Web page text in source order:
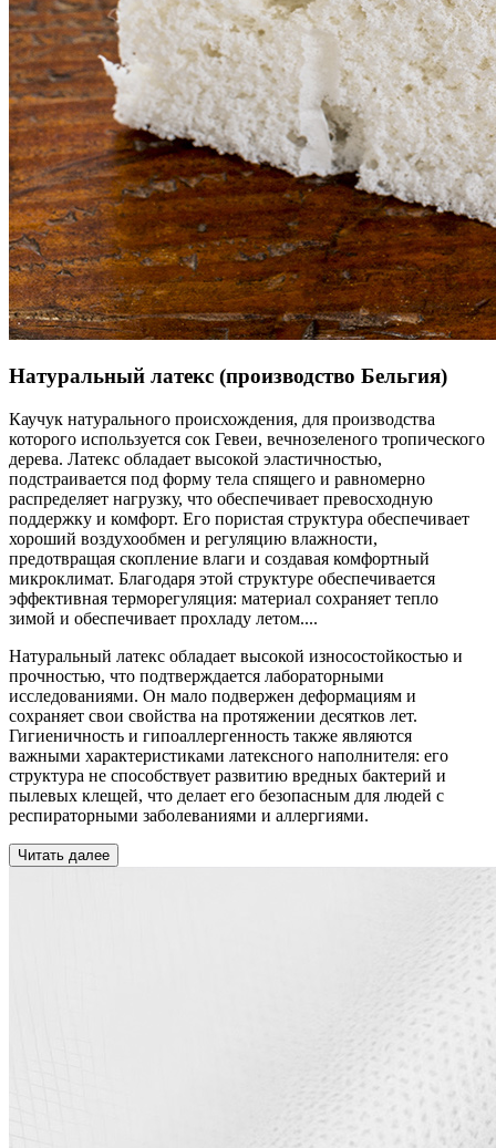
Натуральный латекс (производство Бельгия)
Каучук натурального происхождения, для производства
которого используется сок Гевеи, вечнозеленого тропического
дерева. Латекс обладает высокой эластичностью,
подстраивается под форму тела спящего и равномерно
распределяет нагрузку, что обеспечивает превосходную
поддержку и комфорт. Его пористая структура обеспечивает
хороший воздухообмен и регуляцию влажности,
предотвращая скопление влаги и создавая комфортный
микроклимат. Благодаря этой структуре обеспечивается
эффективная терморегуляция: материал сохраняет тепло
зимой и обеспечивает прохладу летом....
Натуральный латекс обладает высокой износостойкостью и
прочностью, что подтверждается лабораторными
исследованиями. Он мало подвержен деформациям и
сохраняет свои свойства на протяжении десятков лет.
Гигиеничность и гипоаллергенность также являются
важными характеристиками латексного наполнителя: его
структура не способствует развитию вредных бактерий и
пылевых клещей, что делает его безопасным для людей с
респираторными заболеваниями и аллергиями.
Читать далее